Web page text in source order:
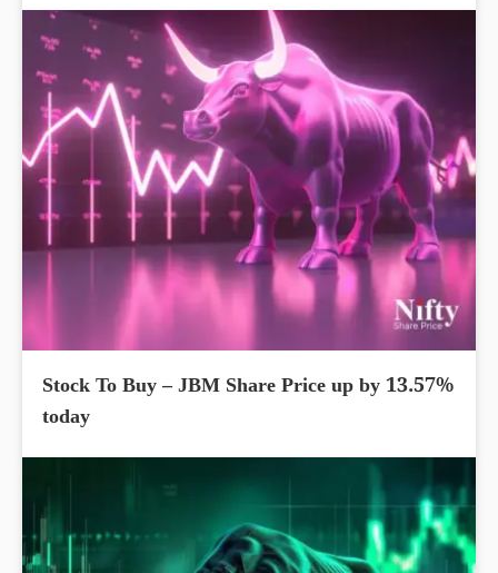
Stock To Buy – JBM Share Price up by 13.57%
today